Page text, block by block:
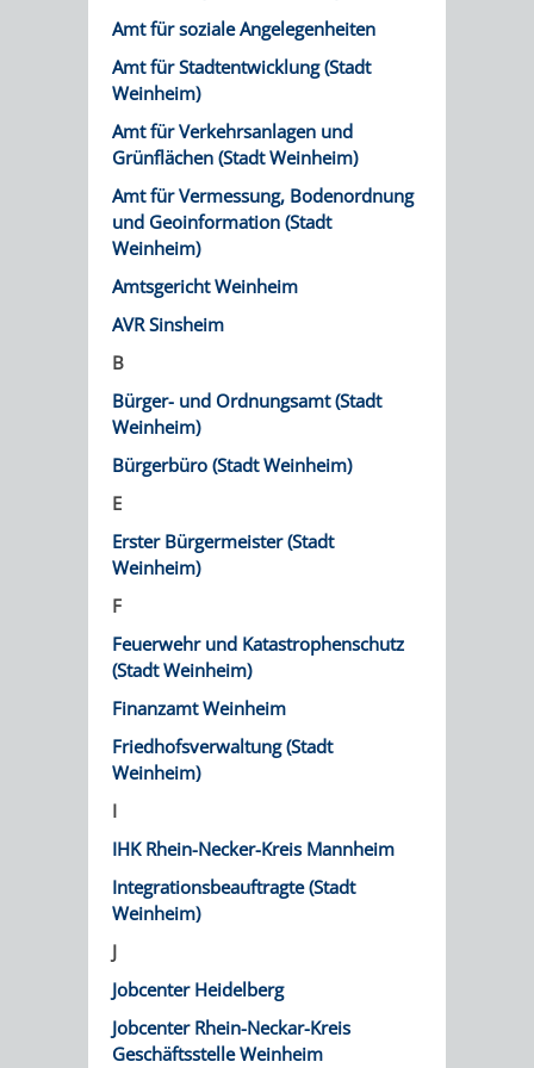
HILFE
MENSCHEN
MIT
BEHINDERUNG
MENSCHEN
MIT
MIGRANTEN
/
FLÜCHTLINGE
BAUHERREN
BAUHERRENBERATUNG
GRUNDSTÜCKSWERTERMITTLUNG
AUFGABEN
DER
UNTEREN
DENKMALSCHUTZBEHÖRDE
STEUERVORTEILE
SATZUNGEN
IM
DENKMALSCHUTZ
GENEHMIGUNGSVERFAHREN
TAG
DES
DENKMALS
STÄDTISCHER
BAUPLÄTZE
VERKAUF
HÄUSER
/
LIEGENSCHAFTEN
ERSCHLIESSUNGSBEITRAG
ANTRAGSVERFAHREN
VERMIETE
DOCH
BERATUNGSERGEBNISSE
TAGESORDNUNG
/
SITZUNGSUNTERLAGEN
UMLEGUNGSAUSSCHUSS
BERATENDE
/
AMT
Amt für soziale Angelegenheiten
Amt für Stadtentwicklung (Stadt
Weinheim)
Amt für Verkehrsanlagen und
Grünflächen (Stadt Weinheim)
Amt für Vermessung, Bodenordnung
und Geoinformation (Stadt
Weinheim)
Amtsgericht Weinheim
AVR Sinsheim
B
Bürger- und Ordnungsamt (Stadt
Weinheim)
Bürgerbüro (Stadt Weinheim)
E
Erster Bürgermeister (Stadt
Weinheim)
F
Feuerwehr und Katastrophenschutz
(Stadt Weinheim)
Finanzamt Weinheim
Friedhofsverwaltung (Stadt
Weinheim)
I
IHK Rhein-Necker-Kreis Mannheim
Integrationsbeauftragte (Stadt
Weinheim)
J
Jobcenter Heidelberg
Jobcenter Rhein-Neckar-Kreis
Geschäftsstelle Weinheim